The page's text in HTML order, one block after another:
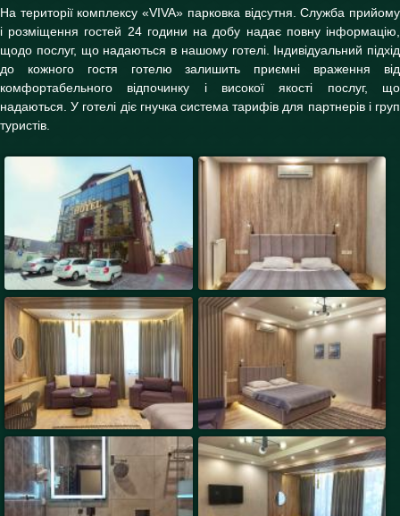
На території комплексу «VIVA» парковка відсутня. Служба прийому
і розміщення гостей 24 години на добу надає повну інформацію,
щодо послуг, що надаються в нашому готелі. Індивідуальний підхід
до кожного гостя готелю залишить приємні враження від
комфортабельного відпочинку і високої якості послуг, що
надаються. У готелі діє гнучка система тарифів для партнерів і груп
туристів.